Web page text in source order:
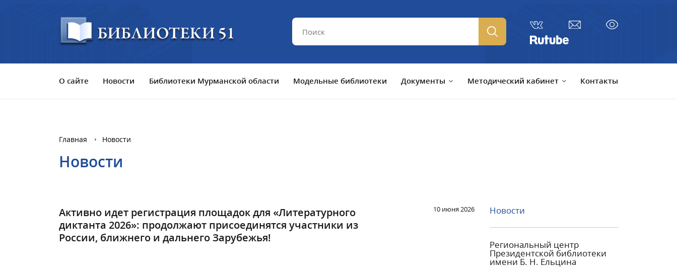
О сайте Новости Библиотеки Мурманской области Модельные библиотеки Документы Методический кабинет Контакты
Главная Новости
Новости
Активно идет регистрация площадок для «Литературного
диктанта 2026»: продолжают присоединятся участники из
России, ближнего и дальнего Зарубежья!
10 июня 2026 Новости
Региональный центр
Президентской библиотеки
имени Б. Н. Ельцина